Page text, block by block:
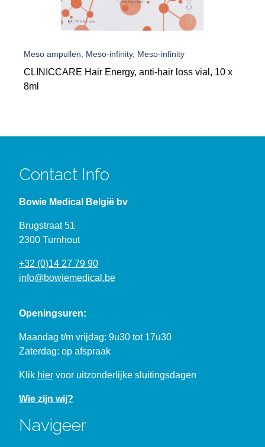
Meso ampullen, Meso-infinity, Meso-infinity
CLINICCARE Hair Energy, anti-hair loss vial, 10 x
8ml
Contact Info
Bowie Medical België bv
Brugstraat 51
2300 Turnhout
+32 (0)14 27 79 90
info@bowiemedical.be
Openingsuren:
Maandag t/m vrijdag: 9u30 tot 17u30
Zaterdag: op afspraak
Klik hier voor uitzonderlijke sluitingsdagen
Wie zijn wij?
Navigeer